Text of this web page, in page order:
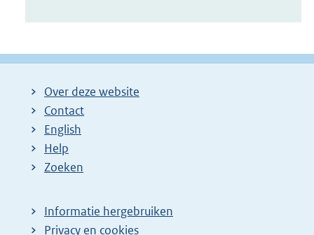
Over deze website
Contact
English
Help
Zoeken
Informatie hergebruiken
Privacy en cookies